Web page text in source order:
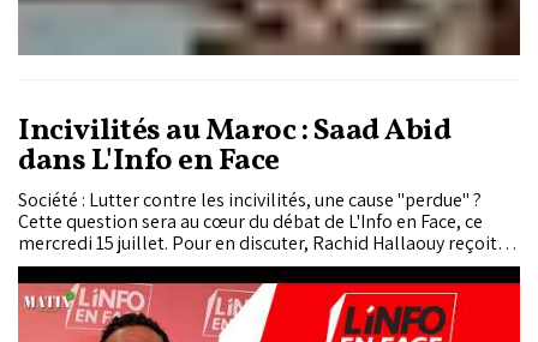
Incivilités au Maroc : Saad Abid
dans L'Info en Face
Société : Lutter contre les incivilités, une cause "perdue" ?
Cette question sera au cœur du débat de L'Info en Face, ce
mercredi 15 juillet. Pour en discuter, Rachid Hallaouy reçoit
Saad Abid, président de l'association Bahri et militant
écologique.